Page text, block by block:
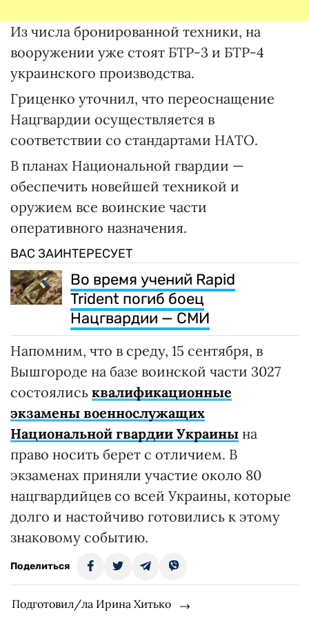
Из числа бронированной техники, на
вооружении уже стоят БТР-3 и БТР-4
украинского производства.
Гриценко уточнил, что переоснащение
Нацгвардии осуществляется в
соответствии со стандартами НАТО.
В планах Национальной гвардии —
обеспечить новейшей техникой и
оружием все воинские части
оперативного назначения.
ВАС ЗАИНТЕРЕСУЕТ
Во время учений Rapid
Trident погиб боец
Нацгвардии — СМИ
Напомним, что в среду, 15 сентября, в
Вышгороде на базе воинской части 3027
состоялись квалификационные
экзамены военнослужащих
Национальной гвардии Украины на
право носить берет с отличием. В
экзаменах приняли участие около 80
нацгвардийцев со всей Украины, которые
долго и настойчиво готовились к этому
знаковому событию.
Поделиться
Подготовил/ла Ирина Хитько